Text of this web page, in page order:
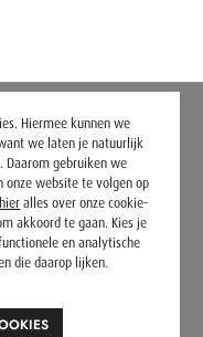
Hiermee kunnen we
we laten je natuurlijk
Daarom gebruiken we
onze website te volgen op
hier alles over onze cookie-
akkoord te gaan. Kies je
en analytische
die daarop lijken.